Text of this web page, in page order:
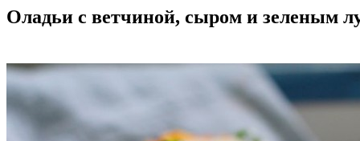
Оладьи с ветчиной, сыром и зеленым